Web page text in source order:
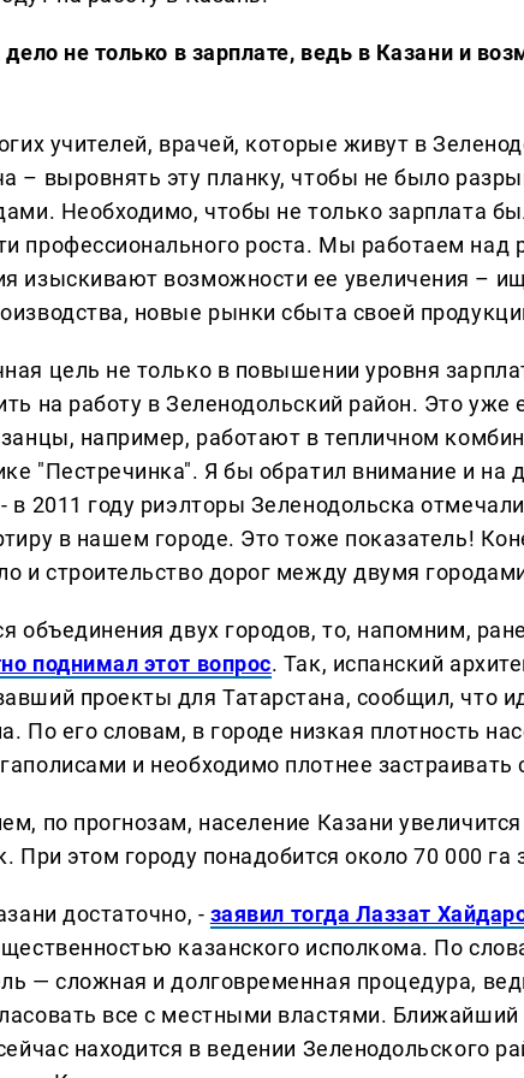
не только в зарплате, ведь в Казани и
учителей, врачей, которые живут в
– выровнять эту планку, чтобы не было
Необходимо, чтобы не только зарплата
профессионального роста. Мы работаем
изыскивают возможности ее увеличения –
новые рынки сбыта своей
цель не только в повышении уровня
на работу в Зеленодольский район. Это уже
например, работают в тепличном
"Пестречинка". Я бы обратил внимание и на
в 2011 году риэлторы Зеленодольска
в нашем городе. Это тоже показатель!
и строительство дорог между двумя
объединения двух городов, то, напомним,
поднимал этот вопрос. Так, испанский
проекты для Татарстана, сообщил, что
По его словам, в городе низкая плотность
и необходимо плотнее
по прогнозам, население Казани увеличится
При этом городу понадобится около 70 000 га
достаточно, - заявил тогда Лаззат
казанского исполкома. По
— сложная и долговременная процедура,
все с местными властями. Ближайший
находится в ведении Зеленодольского